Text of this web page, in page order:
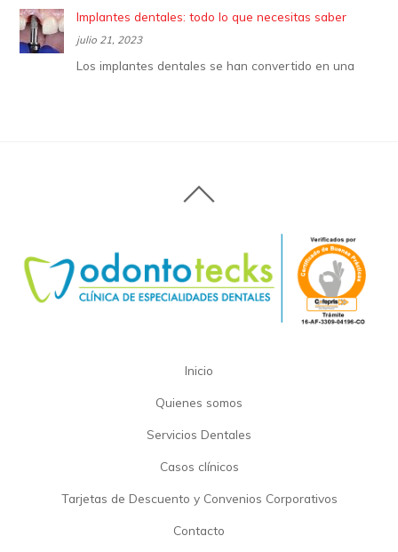
Implantes dentales: todo lo que necesitas saber
julio 21, 2023
Los implantes dentales se han convertido en una
Inicio
Quienes somos
Servicios Dentales
Casos clínicos
Tarjetas de Descuento y Convenios Corporativos
Contacto